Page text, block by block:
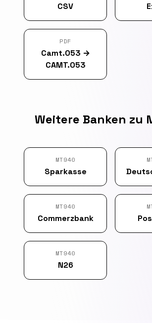
CSV
PDF
Camt.053 →
CAMT.053
Weitere Banken zu
MT940
Sparkasse
MT940
Commerzbank
MT940
N26